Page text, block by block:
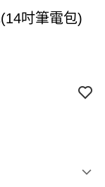
吋筆電包)